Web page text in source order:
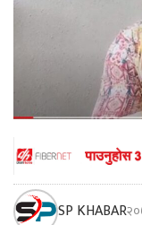
SP KHABAR